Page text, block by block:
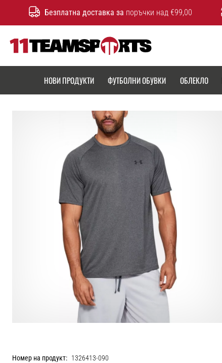
Безплатна доставка за поръчки над €99,00
НОВИ ПРОДУКТИ ФУТБОЛНИ ОБУВКИ ОБЛЕКЛО
Номер на продукт: 1326413-090